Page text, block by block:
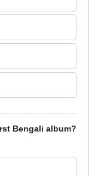
Bengali album?